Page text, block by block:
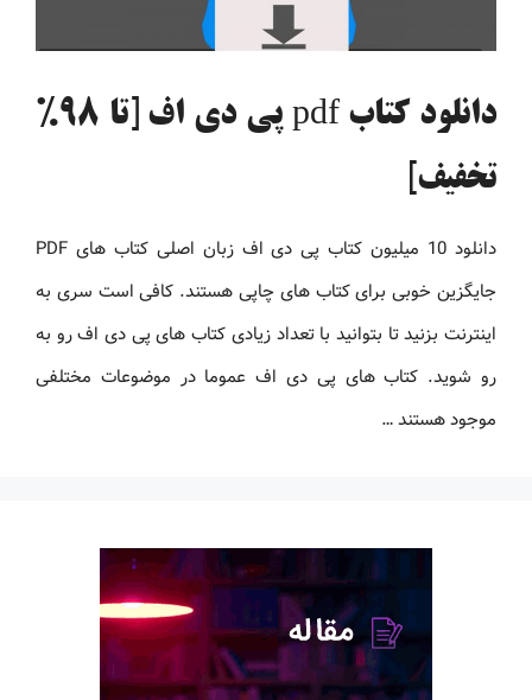
دانلود کتاب pdf پی دی اف [تا 98%
تخفیف]
دانلود 10 میلیون کتاب پی دی اف زبان اصلی کتاب های PDF
جایگزین خوبی برای کتاب های چاپی هستند. کافی است سری به
اینترنت بزنید تا بتوانید با تعداد زیادی کتاب های پی دی اف رو به
رو شوید. کتاب های پی دی اف عموما در موضوعات مختلفی
موجود هستند …